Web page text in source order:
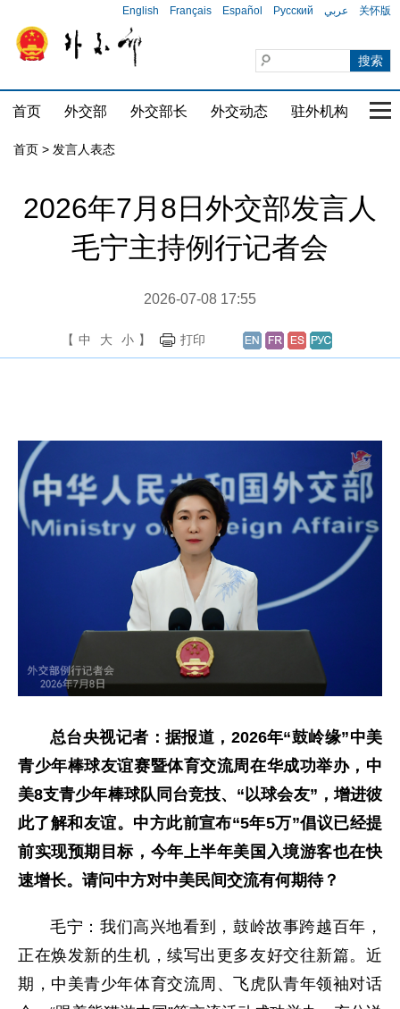
English Français Español Русский عربي 关怀版
首页 外交部 外交部长 外交动态 驻外机构 国
首页 > 发言人表态
2026年7月8日外交部发言人
毛宁主持例行记者会
2026-07-08 17:55
【 中 大 小 】 打印
总台央视记者：据报道，2026年“鼓岭缘”中美
青少年棒球友谊赛暨体育交流周在华成功举办，中
美8支青少年棒球队同台竞技、“以球会友”，增进彼
此了解和友谊。中方此前宣布“5年5万”倡议已经提
前实现预期目标，今年上半年美国入境游客也在快
速增长。请问中方对中美民间交流有何期待？
毛宁：我们高兴地看到，鼓岭故事跨越百年，
正在焕发新的生机，续写出更多友好交往新篇。近
期，中美青少年体育交流周、飞虎队青年领袖对话